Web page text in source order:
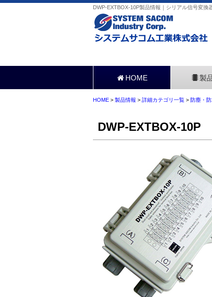
DWP-EXTBOX-10P製品情報｜シリアル信号変換
HOME 製
HOME > 製品情報 > 詳細カテゴリ一覧 > 防塵・防
DWP-EXTBOX-10P